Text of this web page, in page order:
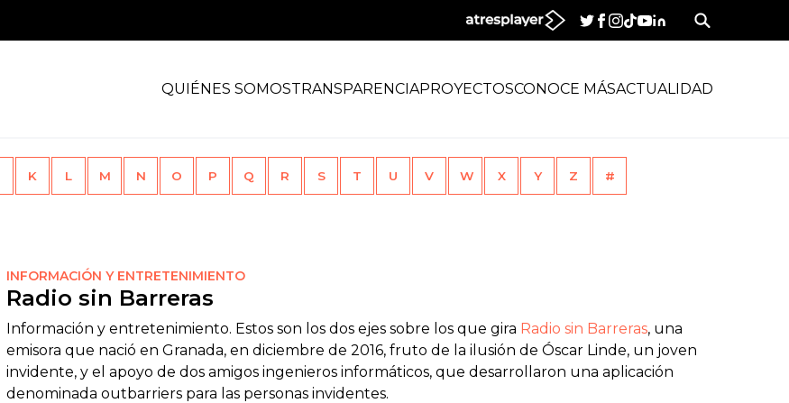
QUIÉNES SOMOSTRANSPARENCIAPROYECTOSCONOCE MÁSACTUALIDAD
K L M N O P Q R S T U V W X Y Z #
INFORMACIÓN Y ENTRETENIMIENTO
Radio sin Barreras
Información y entretenimiento. Estos son los dos ejes sobre los que gira Radio sin Barreras, una
emisora que nació en Granada, en diciembre de 2016, fruto de la ilusión de Óscar Linde, un joven
invidente, y el apoyo de dos amigos ingenieros informáticos, que desarrollaron una aplicación
denominada outbarriers para las personas invidentes.